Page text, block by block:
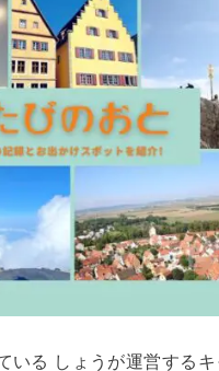
いる しょうが運営するキ